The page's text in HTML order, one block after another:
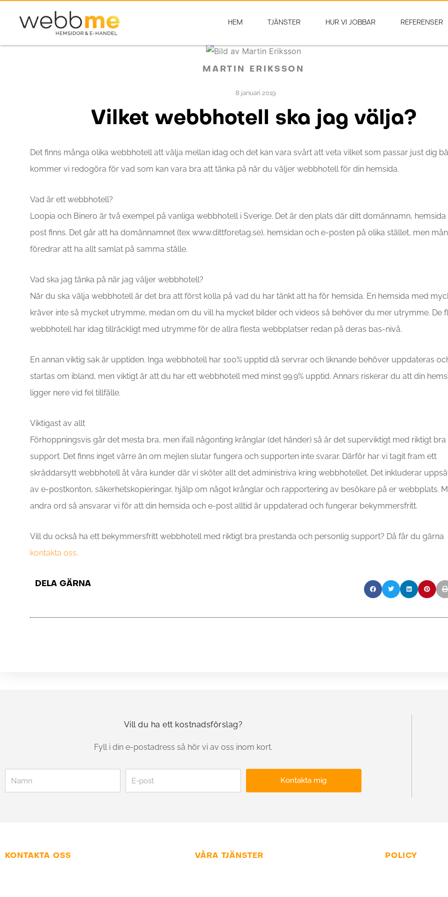
HEM TJÄNSTER HUR VI JOBBAR REFERENSER
MARTIN ERIKSSON
8 januari 2019
Vilket webbhotell ska jag välja?
Det finns många olika webbhotell att välja mellan idag och det kan vara svårt att veta vilket som passar just dig
kommer vi redogöra för vad som kan vara bra att tänka på när du väljer webbhotell för din hemsida.
Vad är ett webbhotell?
Loopia och Binero är två exempel på vanliga webbhotell i Sverige. Det är den plats där ditt domännamn,
post finns. Det går att ha domännamnet (tex www.dittforetag.se), hemsidan och e-posten på olika stället, men
föredrar att ha allt samlat på samma ställe.
Vad ska jag tänka på när jag väljer webbhotell?
När du ska välja webbhotell är det bra att först kolla på vad du har tänkt att ha för hemsida. En hemsida med
kräver inte så mycket utrymme, medan om du vill ha mycket bilder och videos så behöver du mer utrymme. De
webbhotell har idag tillräckligt med utrymme för de allra flesta webbplatser redan på deras bas-nivå.
En annan viktig sak är upptiden. Inga webbhotell har 100% upptid då servrar och liknande behöver uppdateras
startas om ibland, men viktigt är att du har ett webbhotell med minst 99.9% upptid. Annars riskerar du att din
ligger nere vid fel tillfälle.
Viktigast av allt
Förhoppningsvis går det mesta bra, men ifall någonting krånglar (det händer) så är det superviktigt med riktigt bra
support. Det finns inget värre än om mejlen slutar fungera och supporten inte svarar. Därför har vi tagit fram ett
skräddarsytt webbhotell åt våra kunder där vi sköter allt det administriva kring webbhotellet. Det inkluderar
av e-postkonton, säkerhetskopieringar, hjälp om något krånglar och rapportering av besökare på er webbplats.
andra ord så ansvarar vi för att din hemsida och e-post alltid är uppdaterad och fungerar bekymmersfritt.
Vill du också ha ett bekymmersfritt webbhotell med riktigt bra prestanda och personlig support? Då får du gärna
kontakta oss.
DELA GÄRNA
Vill du ha ett kostnadsförslag?
Fyll i din e-postadress så hör vi av oss inom kort.
Namn Kontaktsätt Kontakta mig
KONTAKTA OSS VÅRA TJÄNSTER POLICY